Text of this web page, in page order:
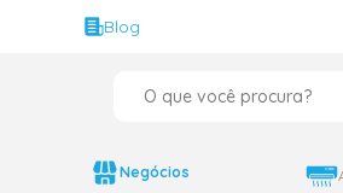
Blog
Negócios
ar condicionado 12000